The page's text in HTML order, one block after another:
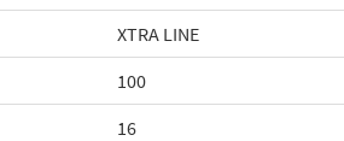
XTRA LINE
100
16